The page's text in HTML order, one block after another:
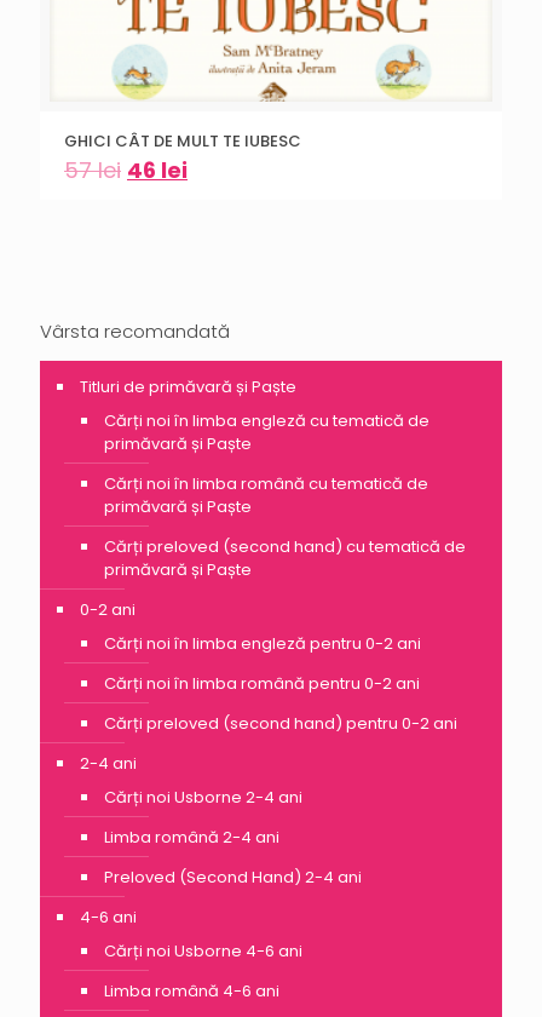
GHICI CÂT DE MULT TE IUBESC
57lei 46 lei
Vârsta recomandată
Titluri de primăvară și Paște
Cărți noi în limba engleză cu tematică de
primăvară și Paște
Cărți noi în limba română cu tematică de
primăvară și Paște
Cărți preloved (second hand) cu tematică de
primăvară și Paște
0-2 ani
Cărți noi în limba engleză pentru 0-2 ani
Cărți noi în limba română pentru 0-2 ani
Cărți preloved (second hand) pentru 0-2 ani
2-4 ani
Cărți noi Usborne 2-4 ani
Limba română 2-4 ani
Preloved (Second Hand) 2-4 ani
4-6 ani
Cărți noi Usborne 4-6 ani
Limba română 4-6 ani